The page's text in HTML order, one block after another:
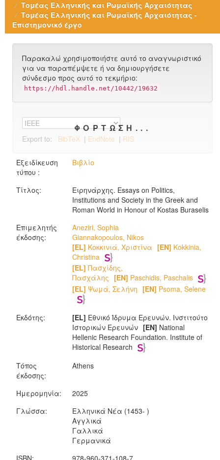
Τομέας Ελληνικής και Ρωμαϊκής Αρχαιότητας
Τομέας Ελληνικής και Ρωμαϊκής Αρχαιότητας -
Επιστημονικό έργο
Παρακαλώ χρησιμοποιήστε αυτό το αναγνωριστικό
για να παραπέμψετε ή να δημιουργήσετε
σύνδεσμο προς αυτό το τεκμήριο:
https://hdl.handle.net/10442/19632
Export to: BibTeX | EndNote | RIS
Εξειδίκευση
τύπου :
Βιβλίο
Τίτλος:
Ειρηνάρχης. Essays on Politics,
Institutions and Society in the Greek and
Roman World in Honour of Kostas Buraselis
Επιμελητής
έκδοσης:
Aneziri, Sophia
Giannakopoulos, Nikos
[EL] Κοκκινιά, Χριστίνα [EN] Kokkinia,
Christina
[EL] Πασχίδης,
Πασχάλης [EN] Paschidis, Paschalis
[EL] Ψωμά, Σελήνη [EN] Psoma, Selene
Εκδότης: [EL] Εθνικό Ίδρυμα Ερευνών. Ινστιτούτο
Ιστορικών Ερευνών [EN] National
Hellenic Research Foundation. Institute of
Historical Research
Τόπος
έκδοσης:
Athens
Ημερομηνία:
2025
Γλώσσα:
Ελληνικά Νέα (1453- )
Αγγλικά
Γαλλικά
Γερμανικά
ISBN:
978-960-371-108-7
ΦΌΡΤΩΣΗ...